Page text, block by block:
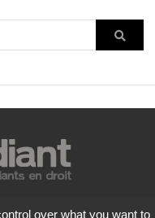
over what you want to